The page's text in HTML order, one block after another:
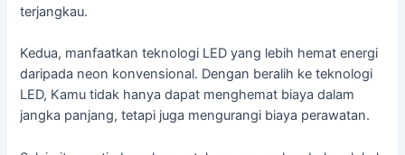
terjangkau.
Kedua, manfaatkan teknologi LED yang lebih hemat energi
daripada neon konvensional. Dengan beralih ke teknologi
LED, Kamu tidak hanya dapat menghemat biaya dalam
jangka panjang, tetapi juga mengurangi biaya perawatan.